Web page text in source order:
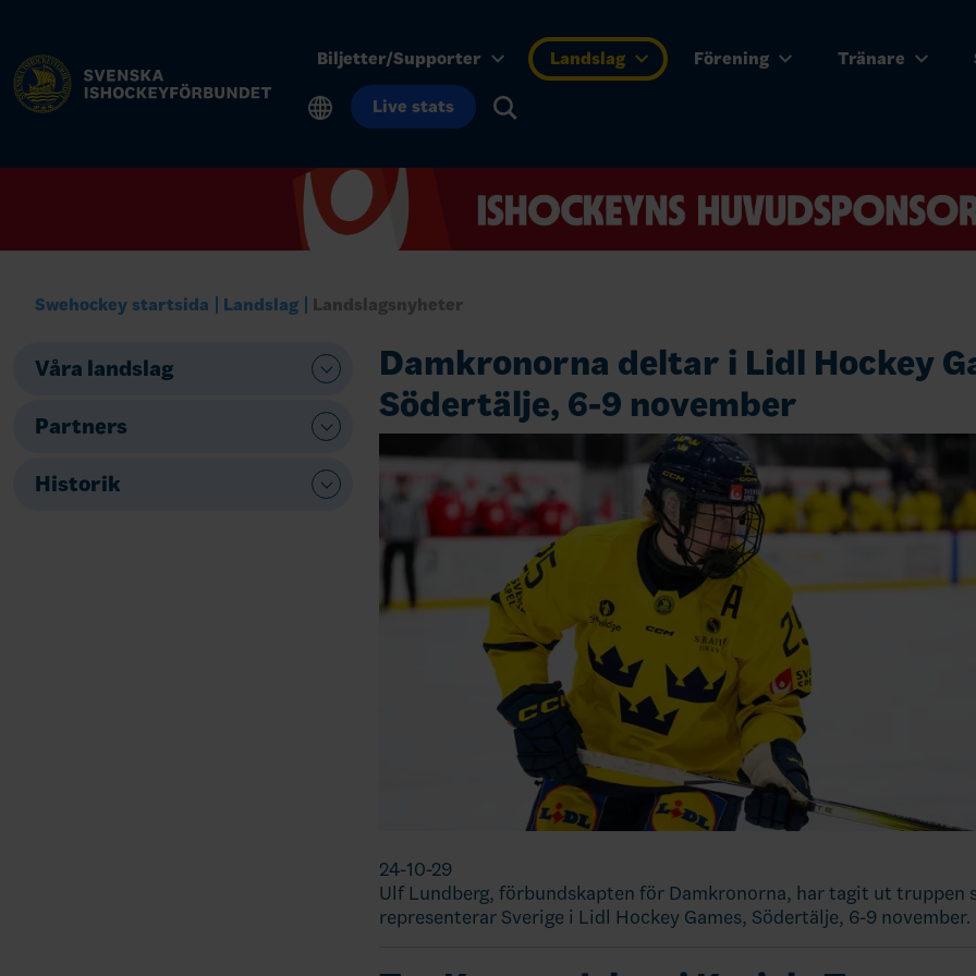
Biljetter/Supporter Landslag Förening Tränare
Live stats
Swehockey startsida Landslag Landslagsnyheter
Våra landslag
Partners
Historik
Damkronorna deltar i Lidl Hockey
Södertälje, 6-9 november
24-10-29
Ulf Lundberg, förbundskapten för Damkronorna, har tagit ut truppen
representerar Sverige i Lidl Hockey Games, Södertälje, 6-9 november.